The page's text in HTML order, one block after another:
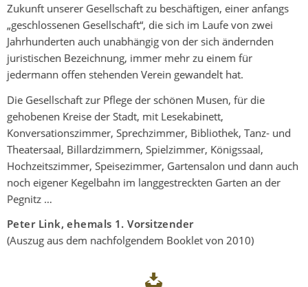
Zukunft unserer Gesellschaft zu beschäftigen, einer anfangs
„geschlossenen Gesellschaft“, die sich im Laufe von zwei
Jahrhunderten auch unabhängig von der sich ändernden
juristischen Bezeichnung, immer mehr zu einem für
jedermann offen stehenden Verein gewandelt hat.
Die Gesellschaft zur Pflege der schönen Musen, für die
gehobenen Kreise der Stadt, mit Lesekabinett,
Konversationszimmer, Sprechzimmer, Bibliothek, Tanz- und
Theatersaal, Billardzimmern, Spielzimmer, Königssaal,
Hochzeitszimmer, Speisezimmer, Gartensalon und dann auch
noch eigener Kegelbahn im langgestreckten Garten an der
Pegnitz …
Peter Link, ehemals 1. Vorsitzender
(Auszug aus dem nachfolgendem Booklet von 2010)